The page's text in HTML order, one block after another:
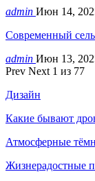
admin Июн 14,
Современный
admin Июн 13,
Prev Next 1 из 77
Дизайн
Какие бывают
Атмосферные
Жизнерадостные